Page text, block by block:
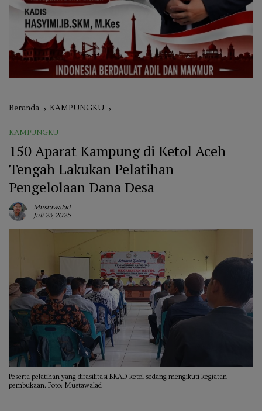
Beranda KAMPUNGKU
KAMPUNGKU
150 Aparat Kampung di Ketol Aceh
Tengah Lakukan Pelatihan
Pengelolaan Dana Desa
Mustawalad
Juli 23, 2025
Peserta pelatihan yang difasilitasi BKAD ketol sedang mengikuti kegiatan
pembukaan. Foto: Mustawalad